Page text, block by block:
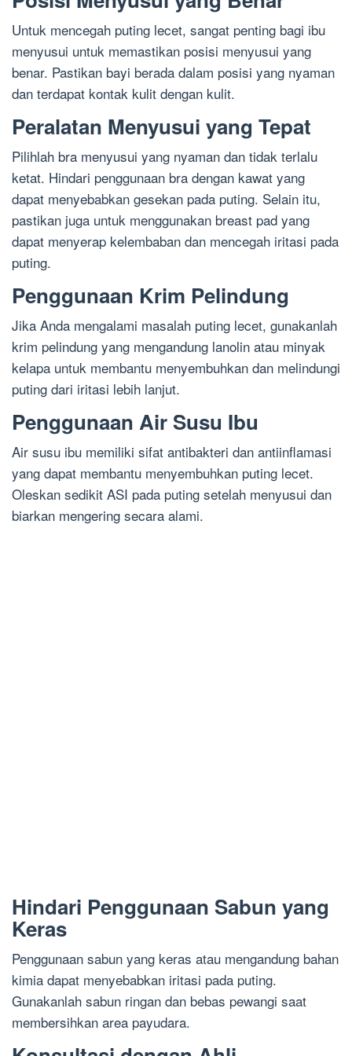
Untuk mencegah puting lecet, sangat penting bagi ibu
menyusui untuk memastikan posisi menyusui yang
benar. Pastikan bayi berada dalam posisi yang nyaman
dan terdapat kontak kulit dengan kulit.
Peralatan Menyusui yang Tepat
Pilihlah bra menyusui yang nyaman dan tidak terlalu
ketat. Hindari penggunaan bra dengan kawat yang
dapat menyebabkan gesekan pada puting. Selain itu,
pastikan juga untuk menggunakan breast pad yang
dapat menyerap kelembaban dan mencegah iritasi pada
puting.
Penggunaan Krim Pelindung
Jika Anda mengalami masalah puting lecet, gunakanlah
krim pelindung yang mengandung lanolin atau minyak
kelapa untuk membantu menyembuhkan dan melindungi
puting dari iritasi lebih lanjut.
Penggunaan Air Susu Ibu
Air susu ibu memiliki sifat antibakteri dan antiinflamasi
yang dapat membantu menyembuhkan puting lecet.
Oleskan sedikit ASI pada puting setelah menyusui dan
biarkan mengering secara alami.
Hindari Penggunaan Sabun yang
Keras
Penggunaan sabun yang keras atau mengandung bahan
kimia dapat menyebabkan iritasi pada puting.
Gunakanlah sabun ringan dan bebas pewangi saat
membersihkan area payudara.